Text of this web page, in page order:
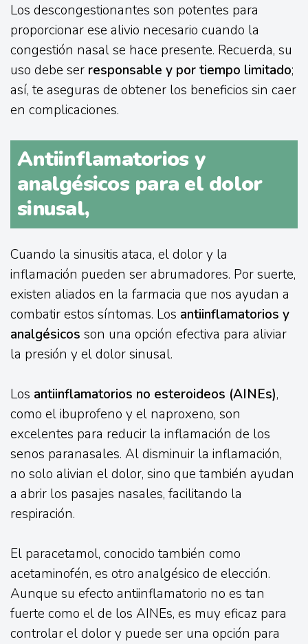
Los descongestionantes son potentes para
proporcionar ese alivio necesario cuando la
congestión nasal se hace presente. Recuerda, su
uso debe ser responsable y por tiempo limitado;
así, te aseguras de obtener los beneficios sin caer
en complicaciones.
Antiinflamatorios y
analgésicos para el dolor
sinusal,
Cuando la sinusitis ataca, el dolor y la
inflamación pueden ser abrumadores. Por suerte,
existen aliados en la farmacia que nos ayudan a
combatir estos síntomas. Los antiinflamatorios y
analgésicos son una opción efectiva para aliviar
la presión y el dolor sinusal.
Los antiinflamatorios no esteroideos (AINEs),
como el ibuprofeno y el naproxeno, son
excelentes para reducir la inflamación de los
senos paranasales. Al disminuir la inflamación,
no solo alivian el dolor, sino que también ayudan
a abrir los pasajes nasales, facilitando la
respiración.
El paracetamol, conocido también como
acetaminofén, es otro analgésico de elección.
Aunque su efecto antiinflamatorio no es tan
fuerte como el de los AINEs, es muy eficaz para
controlar el dolor y puede ser una opción para